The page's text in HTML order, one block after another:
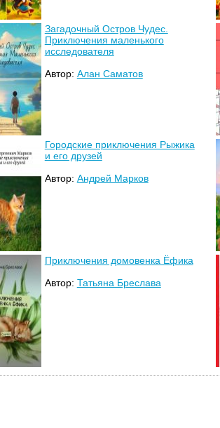
Загадочный Остров Чудес.
Приключения маленького
исследователя
Автор: Алан Саматов
Городские приключения Рыжика
и его друзей
Автор: Андрей Марков
Приключения домовенка Ёфика
Автор: Татьяна Бреслава